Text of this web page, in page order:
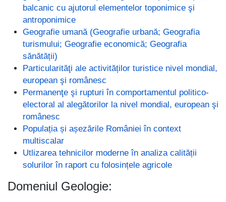
balcanic cu ajutorul elementelor toponimice şi
antroponimice
Geografie umană (Geografie urbană; Geografia
turismului; Geografie economică; Geografia
sănătății)
Particularităţi ale activităților turistice nivel mondial,
european şi românesc
Permanenţe şi rupturi în comportamentul politico-
electoral al alegătorilor la nivel mondial, european şi
românesc
Populația și așezările României în context
multiscalar
Utlizarea tehnicilor moderne în analiza calității
solurilor în raport cu folosințele agricole
Domeniul Geologie: